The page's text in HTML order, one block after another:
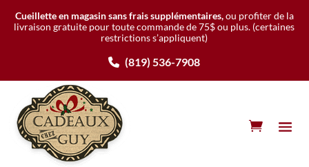
Cueillette en magasin sans frais supplémentaires,ou profiter de la
livraison gratuite pour toute commande de 75$ ou plus. (certaines
restrictions s’appliquent)
(819) 536-7908